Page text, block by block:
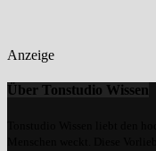
Anzeige
Über Tonstudio Wissen